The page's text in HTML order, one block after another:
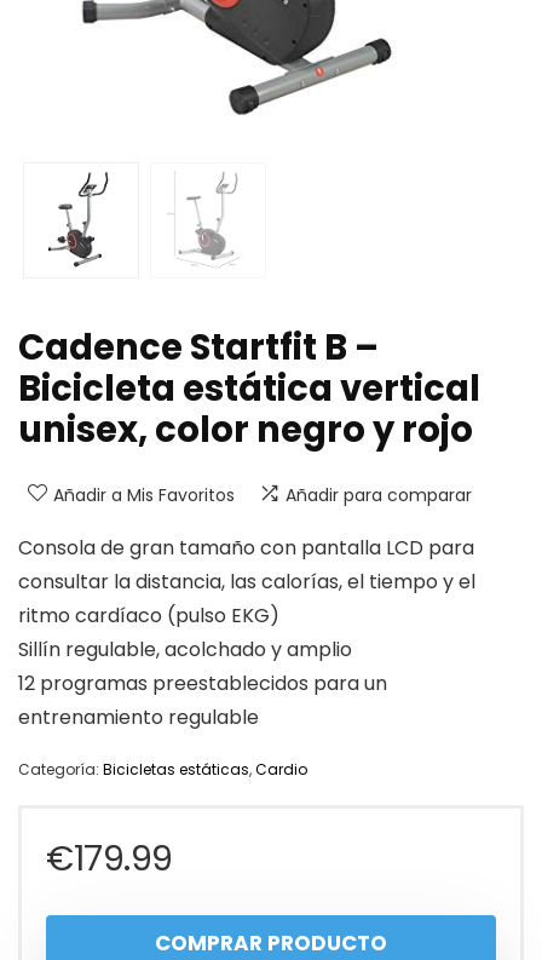
Cadence Startfit B –
Bicicleta estática vertical
unisex, color negro y rojo
Añadir a Mis Favoritos Añadir para comparar
Consola de gran tamaño con pantalla LCD para
consultar la distancia, las calorías, el tiempo y el
ritmo cardíaco (pulso EKG)
Sillín regulable, acolchado y amplio
12 programas preestablecidos para un
entrenamiento regulable
Categoría: Bicicletas estáticas,Cardio
€179.99
COMPRAR PRODUCTO